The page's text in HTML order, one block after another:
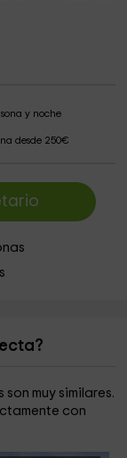
y noche
desde 250€
muy similares.
con